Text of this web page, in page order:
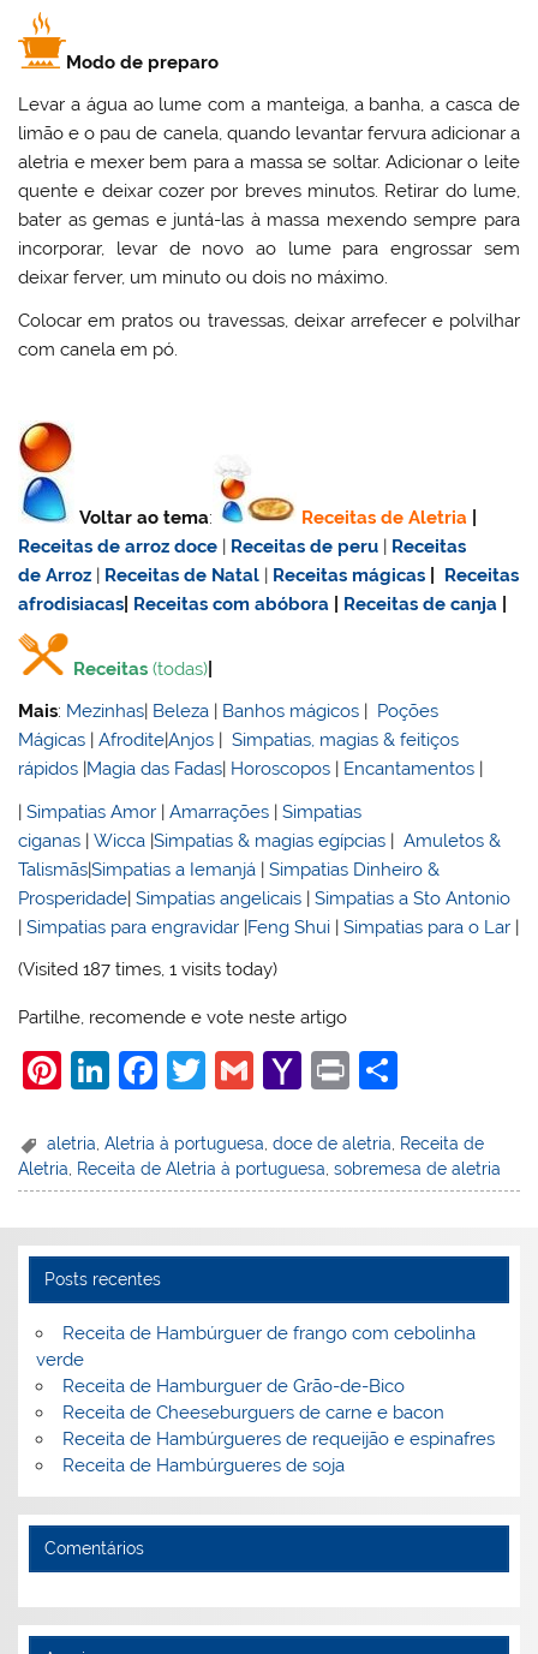
Modo de preparo
Levar a água ao lume com a manteiga, a banha, a casca de
limão e o pau de canela, quando levantar fervura adicionar a
aletria e mexer bem para a massa se soltar. Adicionar o leite
quente e deixar cozer por breves minutos. Retirar do lume,
bater as gemas e juntá-las à massa mexendo sempre para
incorporar, levar de novo ao lume para engrossar sem
deixar ferver, um minuto ou dois no máximo.
Colocar em pratos ou travessas, deixar arrefecer e polvilhar
com canela em pó.
Voltar ao tema: Receitas de Aletria
Receitas dearroz doce | Receitas de peru | Receitas
de Arroz | Receitas de Natal | Receitas mágicas
Receitas
afrodisiacas Receitas com abóbora Receitas de canja
Receitas (todas)
Mais: Mezinhas Beleza Banhos mágicos
Poções
Mágicas |Afrodite|Anjos |Simpatias, magias & feitiços
rápidos Magia das Fadas Horoscopos Encantamentos
|Simpatias Amor |Amarrações |Simpatias
ciganas |Wicca |Simpatias & magias egípcias |Amuletos &
Talismãs|Simpatias a Iemanjá |Simpatias Dinheiro &
Prosperidade|Simpatias angelicais |Simpatias a Sto Antonio
|Simpatias para engravidar |Feng Shui |Simpatias para o Lar |
(Visited 187 times, 1 visits today)
Partilhe, recomende e vote neste artigo
Pi
er
e
st
Li
k
e
n
F
c
e
o
o
k
T
itt
er
G
ai
l
Y
h
o
M
ai
l
Pr
t
ar
e
aletria ,Aletria à portuguesa ,doce de aletria
Receita de
Aletria, Receita de Aletria à portuguesa,sobremesa de aletria
Posts recentes
Receita de Hambúrguer de frango com cebolinha
verde
Receita de Hamburguer de Grão-de-Bico
Receita de Cheeseburguers de carne e bacon
Receita de Hambúrgueres de requeijão e espinafres
Receita de Hambúrgueres de soja
Comentários